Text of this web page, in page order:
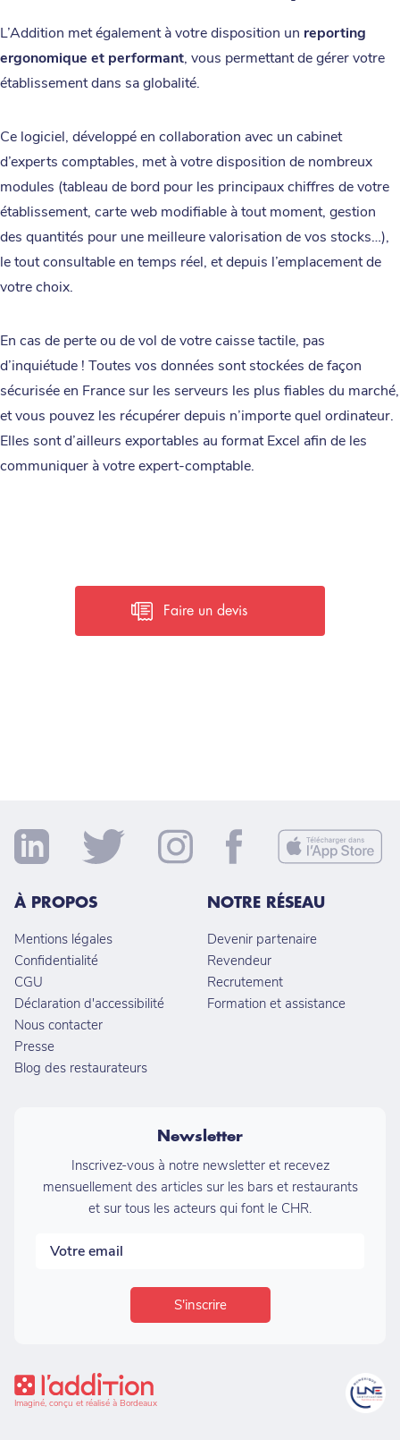
L’Addition met également à votre disposition un reporting
ergonomique et performant, vous permettant de gérer votre
établissement dans sa globalité.
Ce logiciel, développé en collaboration avec un cabinet
d’experts comptables, met à votre disposition de nombreux
modules (tableau de bord pour les principaux chiffres de votre
établissement, carte web modifiable à tout moment, gestion
des quantités pour une meilleure valorisation de vos stocks…),
le tout consultable en temps réel, et depuis l’emplacement de
votre choix.
En cas de perte ou de vol de votre caisse tactile, pas
d’inquiétude ! Toutes vos données sont stockées de façon
sécurisée en France sur les serveurs les plus fiables du marché,
et vous pouvez les récupérer depuis n’importe quel ordinateur.
Elles sont d’ailleurs exportables au format Excel afin de les
communiquer à votre expert-comptable.
Faire un devis
À PROPOS
Mentions légales
Confidentialité
CGU
Déclaration d'accessibilité
Nous contacter
Presse
Blog des restaurateurs
NOTRE RÉSEAU
Devenir partenaire
Revendeur
Recrutement
Formation et assistance
Newsletter
Inscrivez-vous à notre newsletter et recevez
mensuellement des articles sur les bars et restaurants
et sur tous les acteurs qui font le CHR.
Imaginé, conçu et réalisé à Bordeaux